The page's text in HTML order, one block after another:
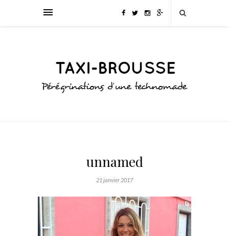
unnamed
21 janvier 2017